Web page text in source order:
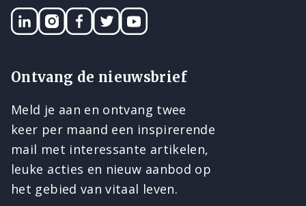
LinkedINInstagram
Facebook
TwitterYouTube
Ontvang de nieuwsbrief
Meld je aan en ontvang twee
keer per maand een inspirerende
mail met interessante artikelen,
leuke acties en nieuw aanbod op
het gebied van vitaal leven.